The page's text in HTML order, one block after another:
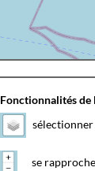
Fonctionnalités de
se